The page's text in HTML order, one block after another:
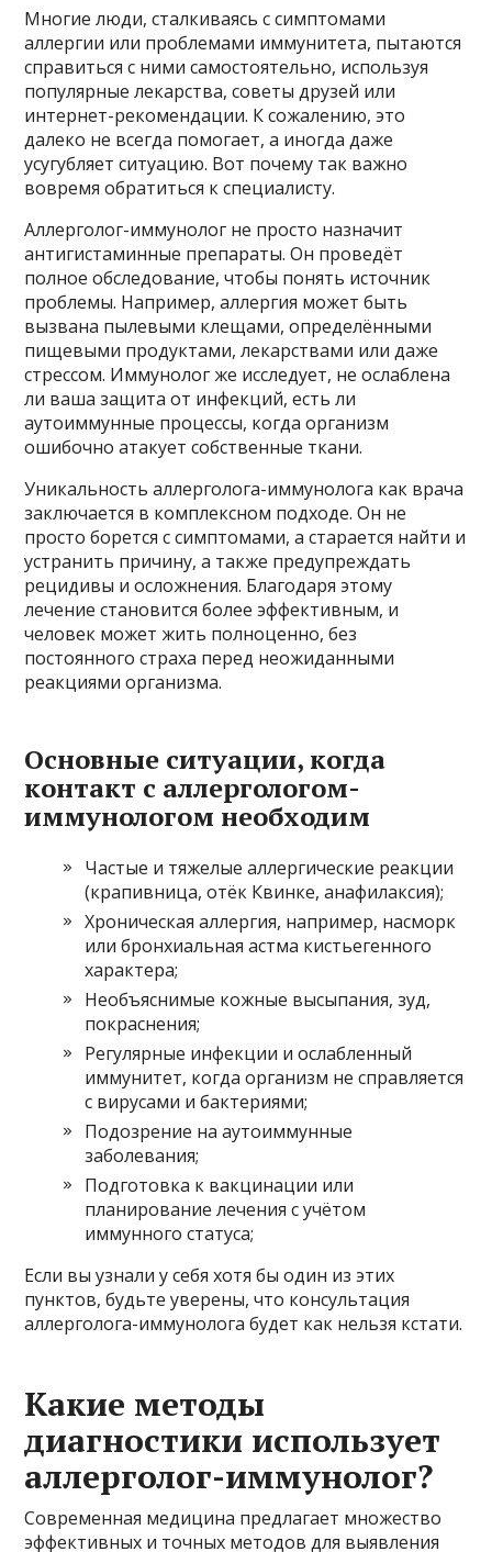
Многие люди, сталкиваясь с симптомами
аллергии или проблемами иммунитета, пытаются
справиться с ними самостоятельно, используя
популярные лекарства, советы друзей или
интернет-рекомендации. К сожалению, это
далеко не всегда помогает, а иногда даже
усугубляет ситуацию. Вот почему так важно
вовремя обратиться к специалисту.
Аллерголог-иммунолог не просто назначит
антигистаминные препараты. Он проведёт
полное обследование, чтобы понять источник
проблемы. Например, аллергия может быть
вызвана пылевыми клещами, определёнными
пищевыми продуктами, лекарствами или даже
стрессом. Иммунолог же исследует, не ослаблена
ли ваша защита от инфекций, есть ли
аутоиммунные процессы, когда организм
ошибочно атакует собственные ткани.
Уникальность аллерголога-иммунолога как врача
заключается в комплексном подходе. Он не
просто борется с симптомами, а старается найти и
устранить причину, а также предупреждать
рецидивы и осложнения. Благодаря этому
лечение становится более эффективным, и
человек может жить полноценно, без
постоянного страха перед неожиданными
реакциями организма.
Основные ситуации, когда
контакт с аллергологом-
иммунологом необходим
Частые и тяжелые аллергические реакции
(крапивница, отёк Квинке, анафилаксия);
Хроническая аллергия, например, насморк
или бронхиальная астма кистьегенного
характера;
Необъяснимые кожные высыпания, зуд,
покраснения;
Регулярные инфекции и ослабленный
иммунитет, когда организм не справляется
с вирусами и бактериями;
Подозрение на аутоиммунные
заболевания;
Подготовка к вакцинации или
планирование лечения с учётом
иммунного статуса;
Если вы узнали у себя хотя бы один из этих
пунктов, будьте уверены, что консультация
аллерголога-иммунолога будет как нельзя кстати.
Какие методы
диагностики использует
аллерголог-иммунолог?
Современная медицина предлагает множество
эффективных и точных методов для выявления